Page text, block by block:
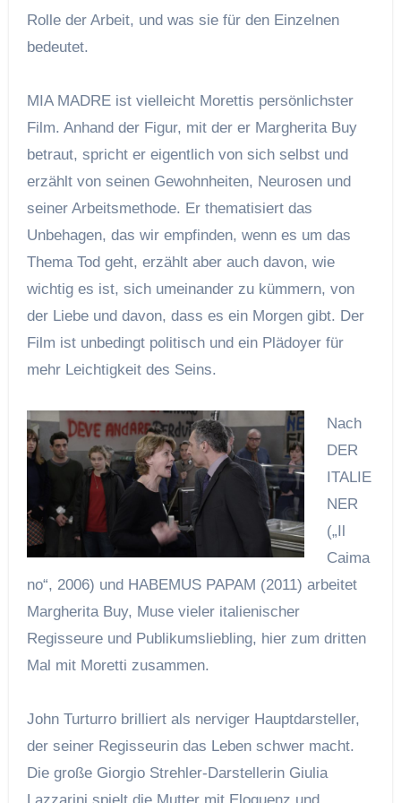
Rolle der Arbeit, und was sie für den Einzelnen
bedeutet.
MIA MADRE ist vielleicht Morettis persönlichster
Film. Anhand der Figur, mit der er Margherita Buy
betraut, spricht er eigentlich von sich selbst und
erzählt von seinen Gewohnheiten, Neurosen und
seiner Arbeitsmethode. Er thematisiert das
Unbehagen, das wir empfinden, wenn es um das
Thema Tod geht, erzählt aber auch davon, wie
wichtig es ist, sich umeinander zu kümmern, von
der Liebe und davon, dass es ein Morgen gibt. Der
Film ist unbedingt politisch und ein Plädoyer für
mehr Leichtigkeit des Seins.
Nach
DER
ITALIE
NER
(„Il
Caima
no“, 2006) und HABEMUS PAPAM (2011) arbeitet
Margherita Buy, Muse vieler italienischer
Regisseure und Publikumsliebling, hier zum dritten
Mal mit Moretti zusammen.
John Turturro brilliert als nerviger Hauptdarsteller,
der seiner Regisseurin das Leben schwer macht.
Die große Giorgio Strehler-Darstellerin Giulia